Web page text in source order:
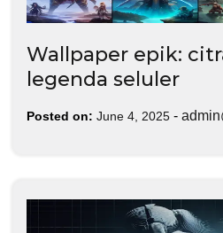
Wallpaper epik:
legenda seluler
Posted on: June 4, 2025 -